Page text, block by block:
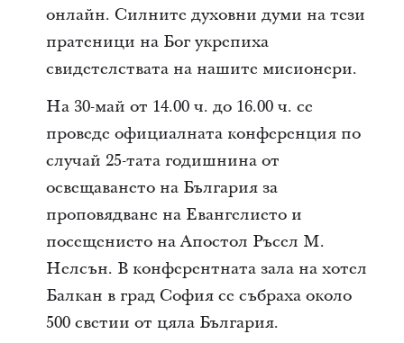
онлайн. Силните духовни думи на тези
пратеници на Бог укрепиха
свидетелствата на нашите мисионери.
На 30-май от 14.00 ч. до 16.00 ч. се
проведе официалната конференция по
случай 25-тата годишнина от
освещаването на България за
проповядване на Евангелието и
посещението на Апостол Ръсел М.
Нелсън. В конферентната зала на хотел
Балкан в град София се събраха около
500 светии от цяла България.